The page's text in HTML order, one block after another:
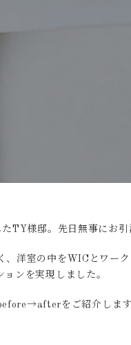
TY様邸。先日無事にお引
、洋室の中をWICとワー
ョンを実現しました。
をご紹介します